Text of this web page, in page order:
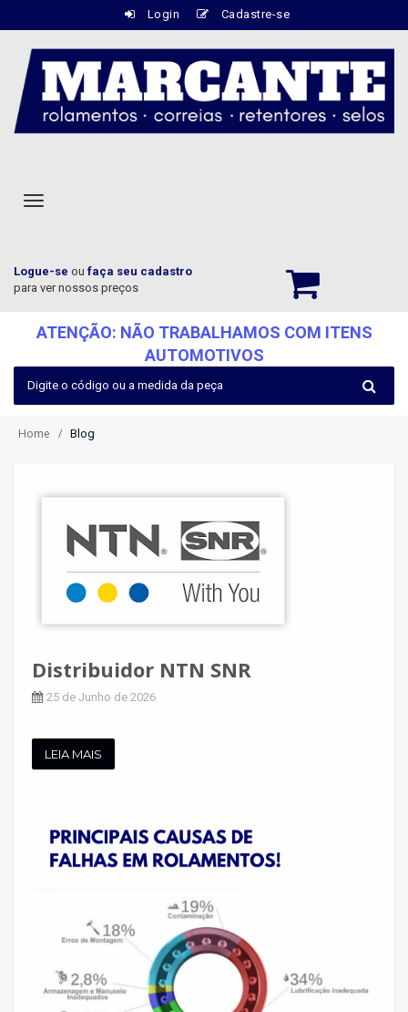
Login Cadastre-se
Botão
Logue-se ou faça seu cadastro
para ver nossos preços
ATENÇÃO: NÃO TRABALHAMOS COM ITENS
AUTOMOTIVOS
Home Blog
Distribuidor NTN SNR
25 de Junho de 2026
LEIA MAIS